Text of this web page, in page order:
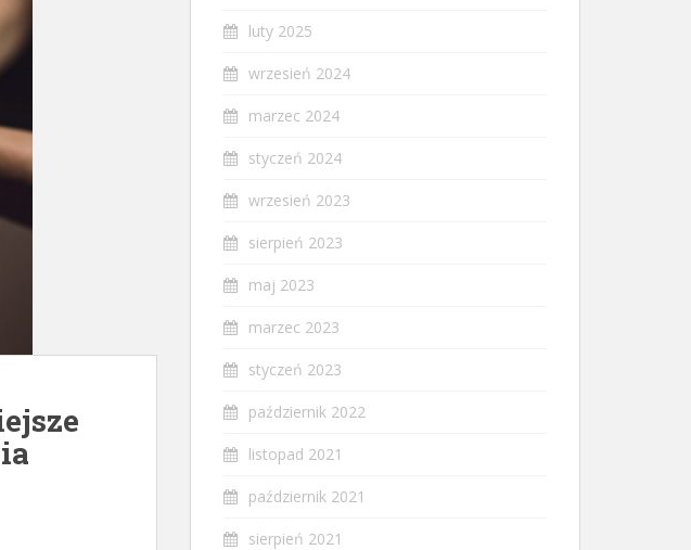
luty 2025
wrzesień 2024
marzec 2024
styczeń 2024
wrzesień 2023
sierpień 2023
maj 2023
marzec 2023
styczeń 2023
październik 2022
listopad 2021
październik 2021
sierpień 2021